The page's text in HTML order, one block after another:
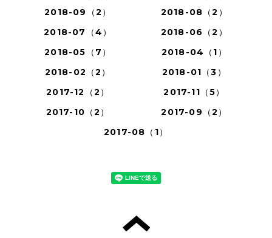
2018-09（2）
2018-08（2）
2018-07（4）
2018-06（2）
2018-05（7）
2018-04（1）
2018-02（2）
2018-01（3）
2017-12（2）
2017-11（5）
2017-10（2）
2017-09（2）
2017-08（1）